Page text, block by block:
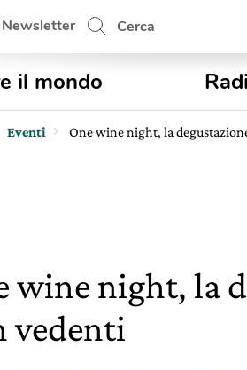
Newsletter Cerca
il mondo
Eventi One wine night, la
wine night, la
vedenti